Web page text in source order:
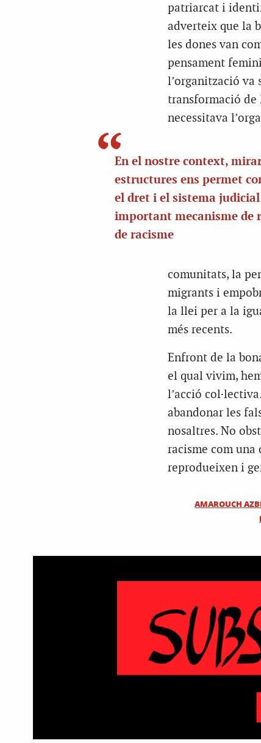
patriarcat i
adverteix que la
les dones van
pensament
l’organització va
transformació de
necessitava
En el nostre context,
estructures ens permet
el dret i el sistema
important mecanisme de
de racisme
comunitats, la
migrants i
la llei per a la
més recents.
Enfront de la
el qual vivim,
l’acció
abandonar les
nosaltres. No
racisme com
reprodueixen i
AMAROUCH